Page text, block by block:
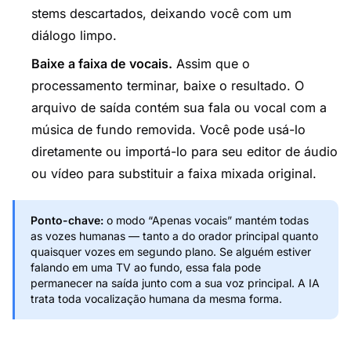
stems descartados, deixando você com um
diálogo limpo.
Baixe a faixa de vocais. Assim que o
processamento terminar, baixe o resultado. O
arquivo de saída contém sua fala ou vocal com a
música de fundo removida. Você pode usá-lo
diretamente ou importá-lo para seu editor de áudio
ou vídeo para substituir a faixa mixada original.
Ponto-chave: o modo “Apenas vocais” mantém todas
as vozes humanas — tanto a do orador principal quanto
quaisquer vozes em segundo plano. Se alguém estiver
falando em uma TV ao fundo, essa fala pode
permanecer na saída junto com a sua voz principal. A IA
trata toda vocalização humana da mesma forma.